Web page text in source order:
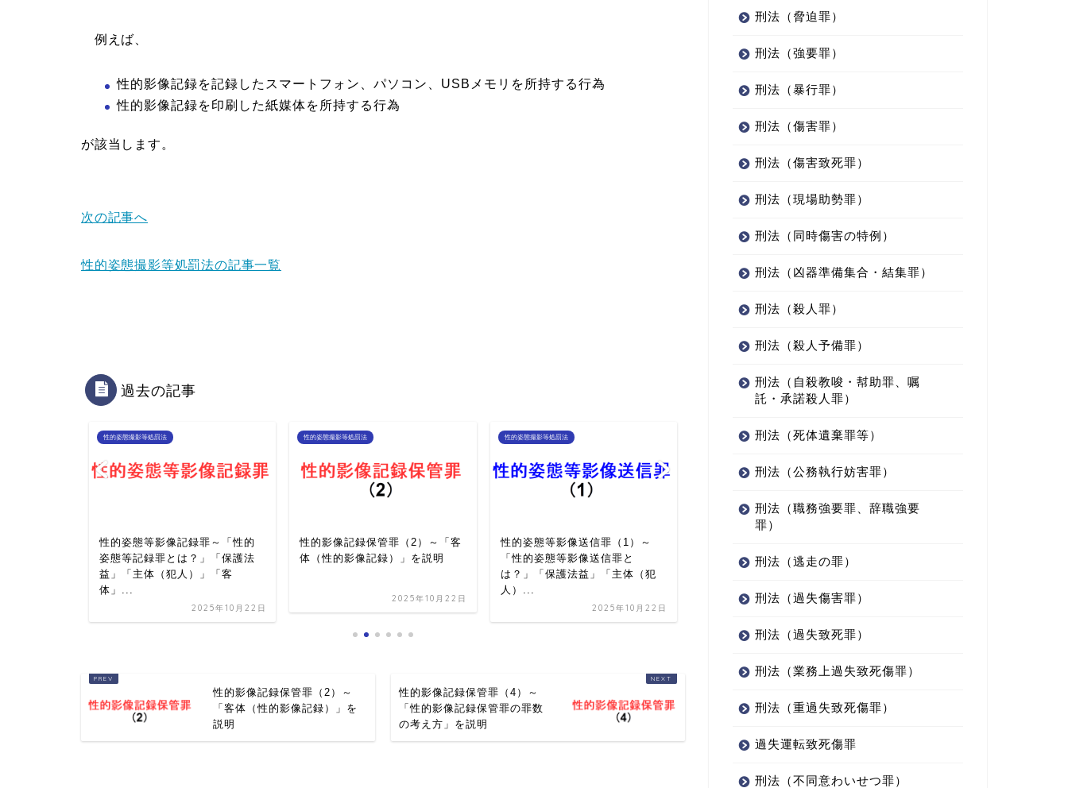
例えば、
性的影像記録を記録したスマートフォン、パソコン、USBメモリを所持する行為
性的影像記録を印刷した紙媒体を所持する行為
が該当します。
次の記事へ
性的姿態撮影等処罰法の記事一覧
過去の記事
性的姿態撮影等処罰法
性的姿態等影像記録罪～「性的
姿態等記録罪とは？」「保護法
益」「主体（犯人）」「客
体」...
2025年10月22日
性的姿態撮影等処罰法
性的影像記録保管罪（2）～「客
体（性的影像記録）」を説明
2025年10月22日
性的姿態撮影等処罰法
性的姿態等影像送信罪（1）～
「性的姿態等影像送信罪と
は？」「保護法益」「主体（犯
人）...
2025年10月22日
性的姿態撮影等処罰法
「客体（性的影像記録）」を説
2025年10月22日
性的影像記録保管罪（2）～
「客体（性的影像記録）」を
説明
性的影像記録保管罪（4）～
「性的影像記録保管罪の罪数
の考え方」を説明
刑法（脅迫罪）
刑法（強要罪）
刑法（暴行罪）
刑法（傷害罪）
刑法（傷害致死罪）
刑法（現場助勢罪）
刑法（同時傷害の特例）
刑法（凶器準備集合・結集罪）
刑法（殺人罪）
刑法（殺人予備罪）
刑法（自殺教唆・幇助罪、嘱
託・承諾殺人罪）
刑法（死体遺棄罪等）
刑法（公務執行妨害罪）
刑法（職務強要罪、辞職強要
罪）
刑法（逃走の罪）
刑法（過失傷害罪）
刑法（過失致死罪）
刑法（業務上過失致死傷罪）
刑法（重過失致死傷罪）
過失運転致死傷罪
刑法（不同意わいせつ罪）